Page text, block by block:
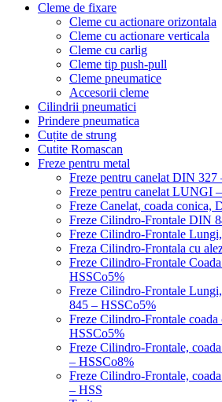
Cleme de fixare
Cleme cu actionare orizontala
Cleme cu actionare verticala
Cleme cu carlig
Cleme tip push-pull
Cleme pneumatice
Accesorii cleme
Cilindrii pneumatici
Prindere pneumatica
Cuțite de strung
Cutite Romascan
Freze pentru metal
Freze pentru canelat DIN 327
Freze pentru canelat LUNGI
Freze Canelat, coada conica,
Freze Cilindro-Frontale DIN
Freze Cilindro-Frontale
Freza Cilindro-Frontala cu
Freze Cilindro-Frontale
HSSCo5%
Freze Cilindro-Frontale
845 – HSSCo5%
Freze Cilindro-Frontale
HSSCo5%
Freze Cilindro-Frontale,
– HSSCo8%
Freze Cilindro-Frontale,
– HSS